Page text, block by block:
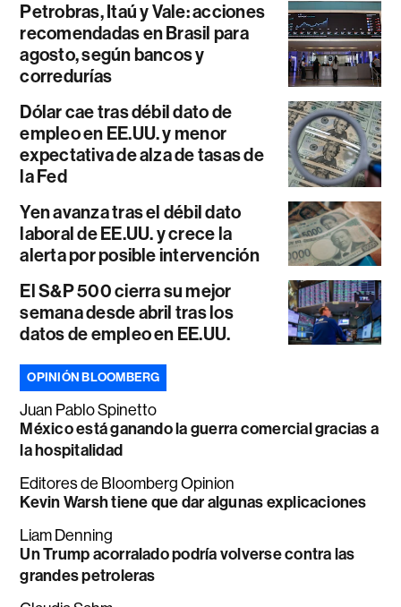
Petrobras, Itaú y Vale: acciones
recomendadas en Brasil para
agosto, según bancos y
corredurías
Dólar cae tras débil dato de
empleo en EE.UU. y menor
expectativa de alza de tasas de
la Fed
Yen avanza tras el débil dato
laboral de EE.UU. y crece la
alerta por posible intervención
El S&P 500 cierra su mejor
semana desde abril tras los
datos de empleo en EE.UU.
OPINIÓN BLOOMBERG
Juan Pablo Spinetto
México está ganando la guerra comercial gracias a
la hospitalidad
Editores de Bloomberg Opinion
Kevin Warsh tiene que dar algunas explicaciones
Liam Denning
Un Trump acorralado podría volverse contra las
grandes petroleras